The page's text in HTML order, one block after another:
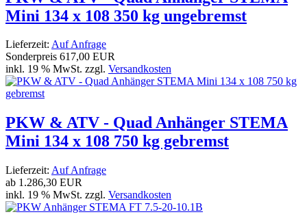
Mini 134 x 108 350 kg ungebremst
Lieferzeit: Auf Anfrage
Sonderpreis 617,00 EUR
inkl. 19 % MwSt. zzgl. Versandkosten
PKW & ATV - Quad Anhänger STEMA
Mini 134 x 108 750 kg gebremst
Lieferzeit: Auf Anfrage
ab 1.286,30 EUR
inkl. 19 % MwSt. zzgl. Versandkosten